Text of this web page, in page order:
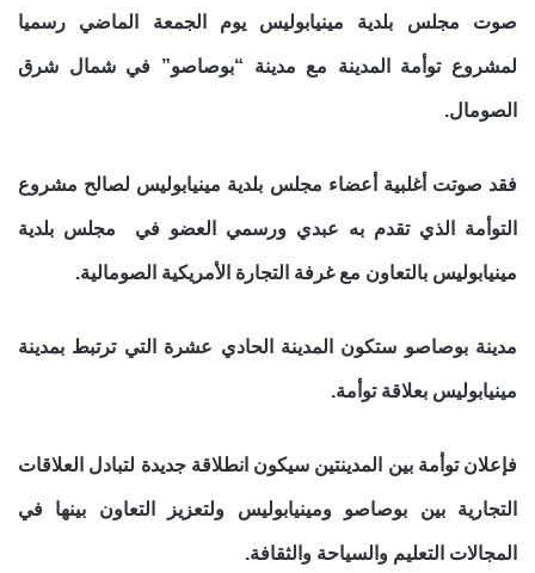
صوت مجلس بلدية مينيابوليس يوم الجمعة الماضي رسميا
لمشروع توأمة المدينة مع مدينة “بوصاصو” في شمال شرق
الصومال.
فقد صوتت أغلبية أعضاء مجلس بلدية مينيابوليس لصالح مشروع
التوأمة الذي تقدم به عبدي ورسمي العضو في مجلس بلدية
مينيابوليس بالتعاون مع غرفة التجارة الأمريكية الصومالية.
مدينة بوصاصو ستكون المدينة الحادي عشرة التي ترتبط بمدينة
مينيابوليس بعلاقة توأمة.
فإعلان توأمة بين المدينتين سيكون انطلاقة جديدة لتبادل العلاقات
التجارية بين بوصاصو ومينيابوليس ولتعزيز التعاون بينها في
المجالات التعليم والسياحة والثقافة.